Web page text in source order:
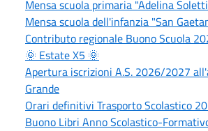
Mensa scuola primaria "Adelina
Mensa scuola dell'infanzia "San
Contributo regionale Buono Scuola
🌞 Estate X5 🌞
Apertura iscrizioni A.S. 2026/2027
Grande
Orari definitivi Trasporto Scolastico
Buono Libri Anno Scolastico-